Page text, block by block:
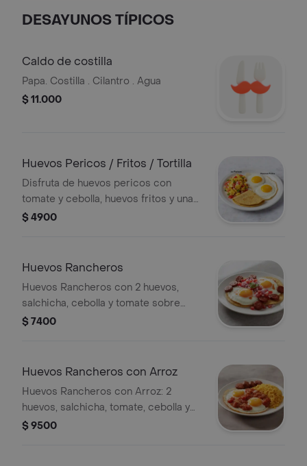
DESAYUNOS TÍPICOS
Caldo de costilla
Papa. Costilla . Cilantro . Agua
$ 11.000
Huevos Pericos / Fritos / Tortilla
Disfruta de huevos pericos con
tomate y cebolla, huevos fritos y una
tortilla. Perfecto para un brunch
$ 4900
Huevos Rancheros
Huevos Rancheros con 2 huevos,
salchicha, cebolla y tomate sobre
tortillas.
$ 7400
Huevos Rancheros con Arroz
Huevos Rancheros con Arroz: 2
huevos, salchicha, tomate, cebolla y
arroz.
$ 9500